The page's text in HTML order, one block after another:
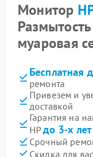
Монитор
муаровая
Бесплатная
ремонта
Привезем и
доставкой
Гарантия на
HPдо 3-х лет
Срочный
Скидка для